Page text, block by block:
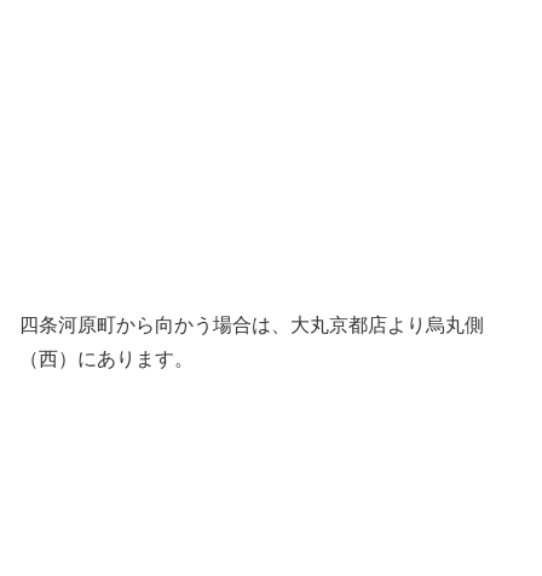
四条河原町から向かう場合は、大丸京都店より烏丸側
（西）にあります。